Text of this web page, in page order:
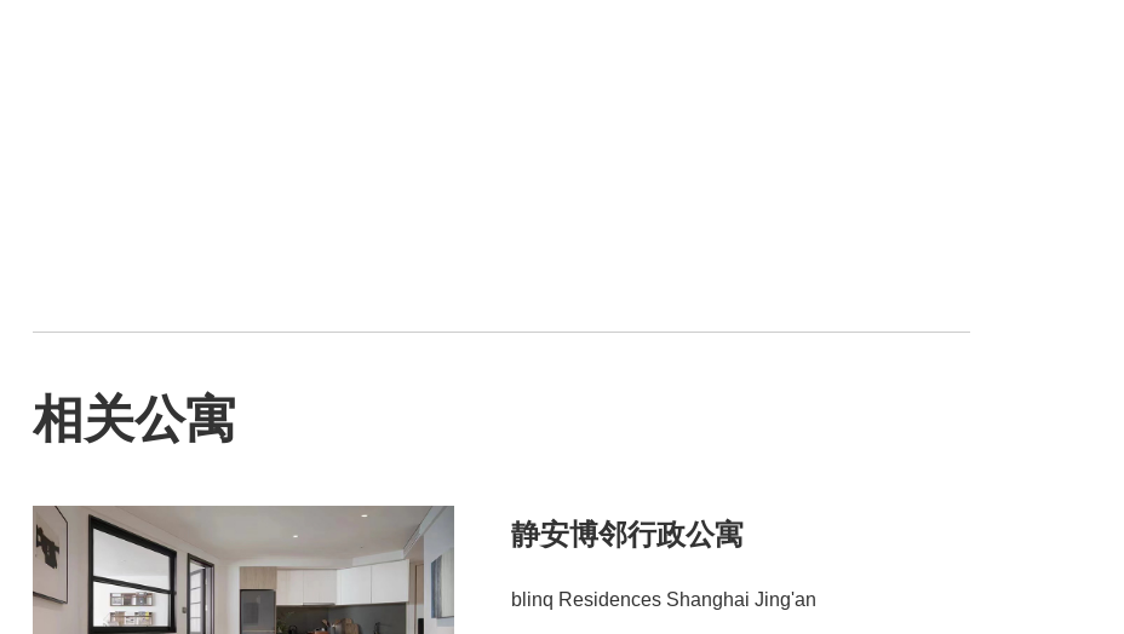
相关公寓
静安博邻行政公寓
blinq Residences Shanghai Jing'an